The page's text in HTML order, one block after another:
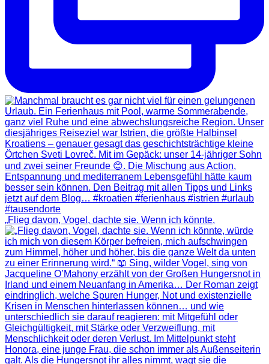
„Flieg davon, Vogel, dachte sie. Wenn ich könnte,